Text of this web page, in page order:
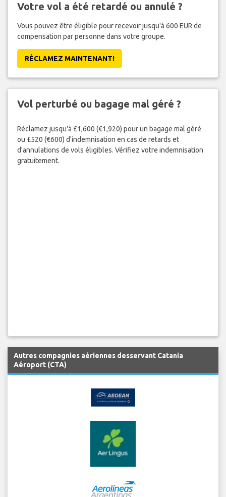
Votre vol a été retardé ou annulé ?
Vous pouvez être éligible pour recevoir jusqu'à 600 EUR de
compensation par personne dans votre groupe.
RÉCLAMEZ MAINTENANT!
Vol perturbé ou bagage mal géré ?
Réclamez jusqu'à £1,600 (€1,920) pour un bagage mal géré
ou £520 (€600) d'indemnisation en cas de retards et
d'annulations de vols éligibles. Vérifiez votre indemnisation
gratuitement.
Autres compagnies aériennes desservant Catania
Aéroport (CTA)